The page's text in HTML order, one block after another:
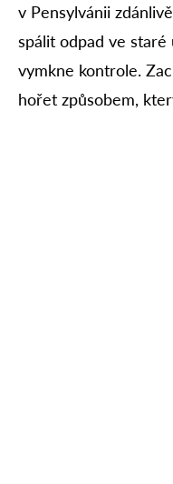
v Pensylvánii
spálit odpad ve staré
vymkne kontrole.
hořet způsobem,